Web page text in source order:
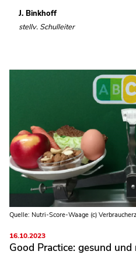
J. Binkhoff
stellv. Schulleiter
Quelle: Nutri-Score-Waage (c)
16.10.2023
Good Practice: gesund